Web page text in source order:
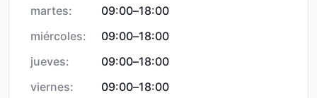
martes:
09:00–18:00
miércoles:
09:00–18:00
jueves:
09:00–18:00
viernes:
09:00–18:00